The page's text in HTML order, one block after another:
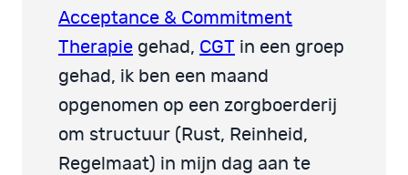
Acceptance & Commitment
Therapie gehad, CGT in een groep
gehad, ik ben een maand
opgenomen op een zorgboerderij
om structuur (Rust, Reinheid,
Regelmaat) in mijn dag aan te